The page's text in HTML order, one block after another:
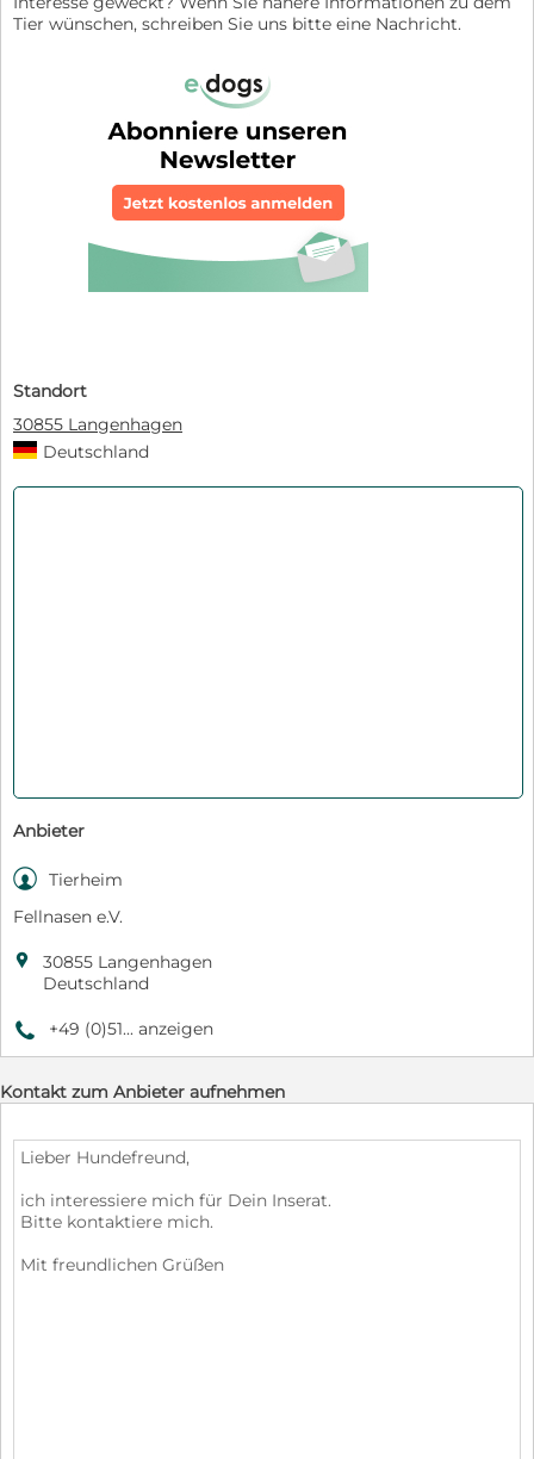
Tier wünschen, schreiben Sie uns bitte eine Nachricht.
Standort
30855 Langenhagen
Deutschland
Anbieter
 Tierheim
Fellnasen e.V.

30855 Langenhagen
Deutschland
9 +49 (0)51... anzeigen
Kontakt zum Anbieter aufnehmen